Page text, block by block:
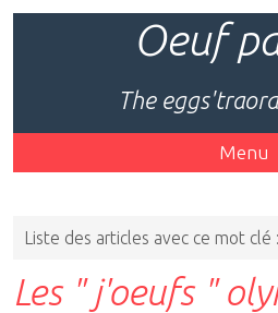
Oeuf
The
Menu
Liste des articles avec ce mot clé :
Les " j'oeufs "